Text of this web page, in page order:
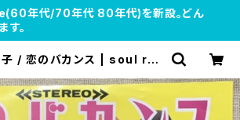
年代/70年代 80年代)を新設。どん
す。
子 / 恋のバカンス | soul res